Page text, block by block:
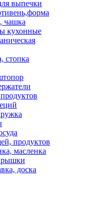
выпечки
чашка
кухонные
стопка
продуктов
масленка
доска